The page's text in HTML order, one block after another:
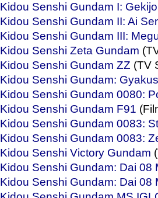
Kidou Senshi Gundam I:
Kidou Senshi Gundam II: Ai
Kidou Senshi Gundam III:
Kidou Senshi Zeta Gundam
Kidou Senshi Gundam ZZ (TV
Kidou Senshi Gundam:
Kidou Senshi Gundam 0080:
Kidou Senshi Gundam F91
Kidou Senshi Gundam 0083:
Kidou Senshi Gundam 0083:
Kidou Senshi Victory Gundam
Kidou Senshi Gundam: Dai 08
Kidou Senshi Gundam: Dai 08